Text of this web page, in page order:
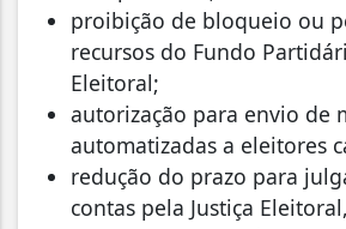
proibição de bloqueio ou
recursos do Fundo
Eleitoral;
autorização para envio de
automatizadas a eleitores
redução do prazo para
contas pela Justiça